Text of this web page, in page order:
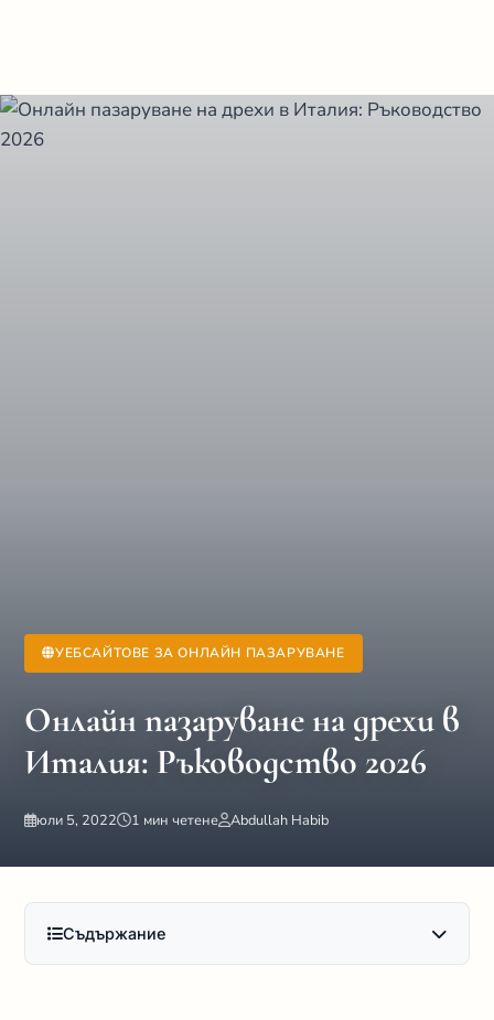
УЕБСАЙТОВЕ ЗА ОНЛАЙН ПАЗАРУВАНЕ
Онлайн пазаруване на дрехи в
Италия: Ръководство 2026
юли 5, 2022 1 мин четене Abdullah Habib
Съдържание